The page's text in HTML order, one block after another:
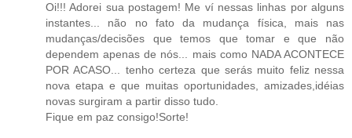
Oi!!! Adorei sua postagem! Me ví nessas linhas por alguns
instantes... não no fato da mudança física, mais nas
mudanças/decisões que temos que tomar e que não
dependem apenas de nós... mais como NADA ACONTECE
POR ACASO... tenho certeza que serás muito feliz nessa
nova etapa e que muitas oportunidades, amizades,idéias
novas surgiram a partir disso tudo.
Fique em paz consigo!Sorte!